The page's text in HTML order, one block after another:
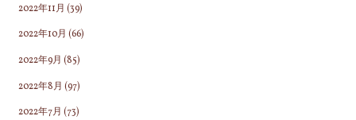
2022年11月 (39)
2022年10月 (66)
2022年9月 (85)
2022年8月 (97)
2022年7月 (73)